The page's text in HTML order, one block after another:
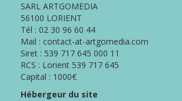
MON
COMPTE
ESPACE
ACQUÉREUR
CONTACT
SARL ARTGOMEDIA
56100 LORIENT
Tél : 02 30 96 60 44
Mail : contact-at-artgomedia.com
Siret : 539 717 645 000 11
RCS : Lorient 539 717 645
Capital : 1000€
Hébergeur du site